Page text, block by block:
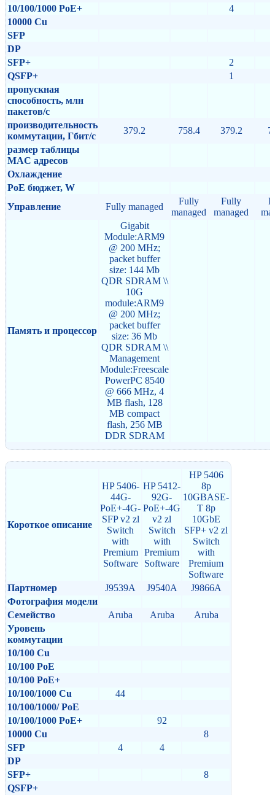
10/100/1000 PoE+ 4
10000 Cu
SFP
DP
SFP+
2
QSFP+
1
пропускная
способность, млн
пакетов/с
производительность
коммутации, Гбит/с
379.2 758.4 379.2
размер таблицы
MAC адресов
Охлаждение
PoE бюджет, W
Управление
Fully managed
Fully
managed
Fully
managed
Память и процессор
Gigabit
Module:ARM9
@ 200 MHz;
packet buffer
size: 144 Mb
QDR SDRAM \\
10G
module:ARM9
@ 200 MHz;
packet buffer
size: 36 Mb
QDR SDRAM \\
Management
Module:Freescale
PowerPC 8540
@ 666 MHz, 4
MB flash, 128
MB compact
flash, 256 MB
DDR SDRAM
Короткое описание
HP 5406-
44G-
PoE+-4G-
SFP v2 zl
Switch
with
Premium
Software
HP 5412-
92G-
PoE+-4G
v2 zl
Switch
with
Premium
Software
HP 5406
8p
10GBASE-
T 8p
10GbE
SFP+ v2 zl
Switch
with
Premium
Software
Партномер
J9539A J9540A
J9866A
Фотография модели
Семейство
Aruba Aruba
Aruba
Уровень
коммутации
10/100 Cu
10/100 PoE
10/100 PoE+
10/100/1000 Cu
44
10/100/1000/ PoE
10/100/1000 PoE+
92
10000 Cu
8
SFP
4
4
DP
SFP+
8
QSFP+